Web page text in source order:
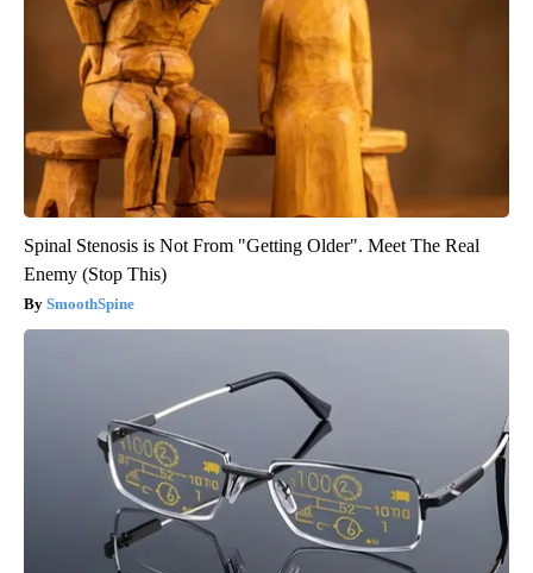
Spinal Stenosis is Not From "Getting Older". Meet The Real
Enemy (Stop This)
SmoothSpine